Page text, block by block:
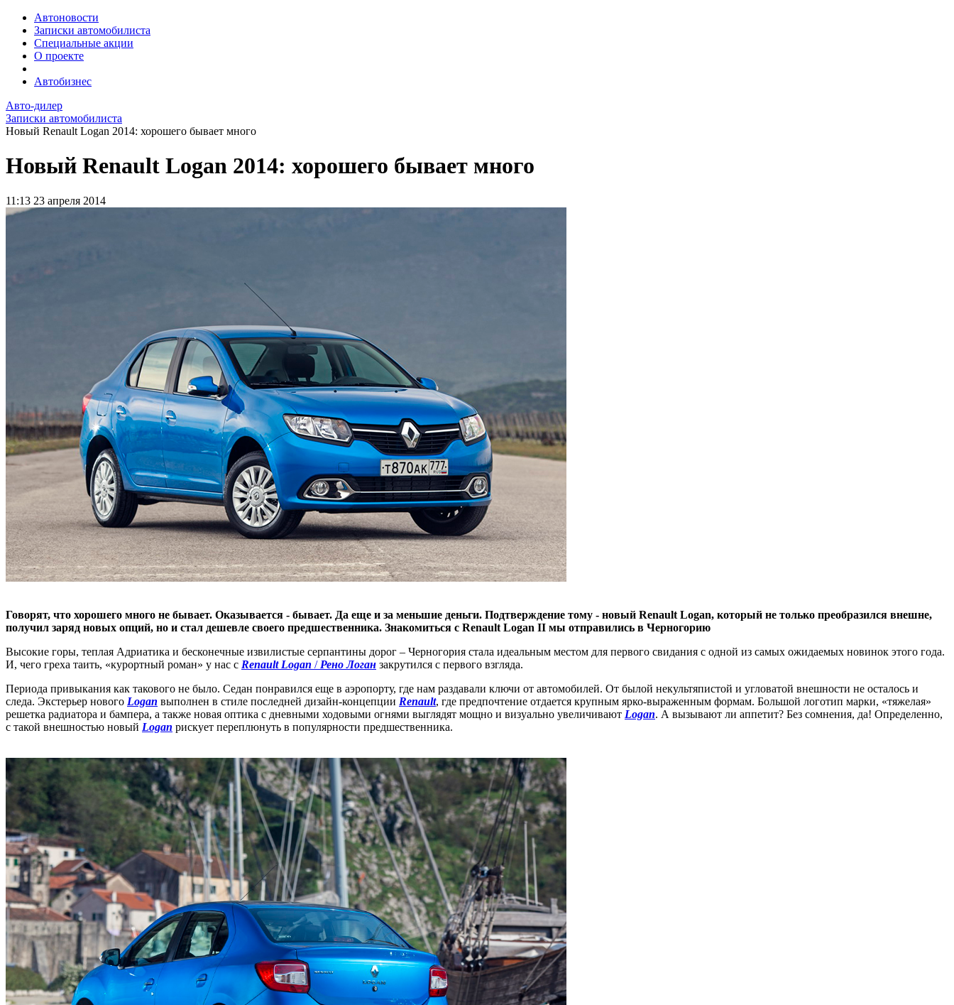
Автоновости
Записки автомобилиста
Специальные акции
О проекте
Автобизнес
Авто-дилер
Записки автомобилиста
Новый Renault Logan 2014: хорошего бывает много
Новый Renault Logan 2014: хорошего бывает много
11:13 23 апреля 2014
Говорят, что хорошего много не бывает. Оказывается - бывает. Да еще и за меньшие деньги. Подтверждение тому - новый Renault Logan, который не только преобразился внешне,
получил заряд новых опций, но и стал дешевле своего предшественника. Знакомиться с Renault Logan II мы отправились в Черногорию
Высокие горы, теплая Адриатика и бесконечные извилистые серпантины дорог – Черногория стала идеальным местом для первого свидания с одной из самых ожидаемых новинок этого года.
И, чего греха таить, «курортный роман» у нас с Renault Logan / Рено Логан закрутился с первого взгляда.
Периода привыкания как такового не было. Седан понравился еще в аэропорту, где нам раздавали ключи от автомобилей. От былой некультяпистой и угловатой внешности не осталось и
следа. Экстерьер нового Logan выполнен в стиле последней дизайн-концепции Renault, где предпочтение отдается крупным ярко-выраженным формам. Большой логотип марки, «тяжелая»
решетка радиатора и бампера, а также новая оптика с дневными ходовыми огнями выглядят мощно и визуально увеличивают Logan. А вызывают ли аппетит? Без сомнения, да! Определенно,
с такой внешностью новый Logan рискует переплюнуть в популярности предшественника.